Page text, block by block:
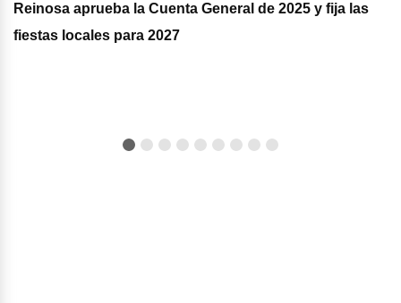
Reinosa aprueba la Cuenta General de 2025 y fija las
fiestas locales para 2027